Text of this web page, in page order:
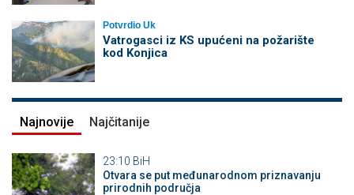
Potvrdio Uk
Vatrogasci iz KS upućeni na požarište
kod Konjica
Najnovije Najčitanije
23:10 BiH
Otvara se put međunarodnom priznavanju
prirodnih područja